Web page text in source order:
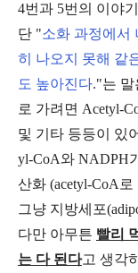
4번과 5번의 이야
단 "소화 과정에서
히 나오지 못해 같
도 높아진다."는 말
로 가려면 Acetyl-
및 기타 등등이 있
yl-CoA와 NADPH
산화 (acetyl-CoA
그냥 지방세포
다만 아무튼 빨리
는 다 된다고 생각